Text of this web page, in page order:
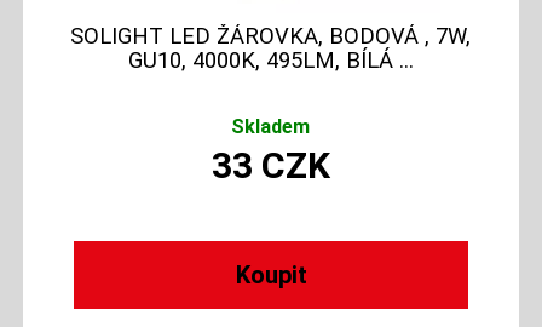
SOLIGHT LED ŽÁROVKA, BODOVÁ , 7W,
GU10, 4000K, 495LM, BÍLÁ ...
Skladem
33 CZK